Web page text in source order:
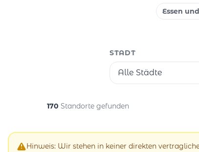
Essen
STADT
Alle Städte
170 Standorte gefunden
Hinweis: Wir stehen in keiner direkten